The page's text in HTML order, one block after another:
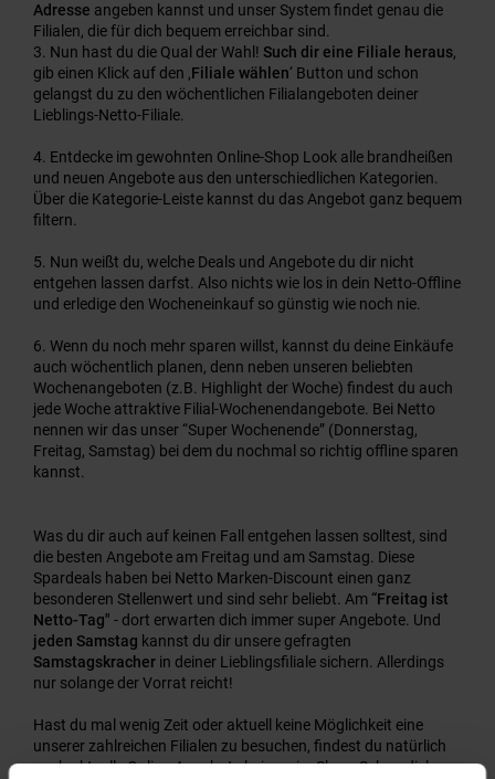
Adresse angeben kannst und unser System findet genau die
Filialen, die für dich bequem erreichbar sind.
Nun hast du die Qual der Wahl! Such dir eine Filiale heraus,
gib einen Klick auf den ‚ Filiale wählen‘ Button und schon
gelangst du zu den wöchentlichen Filialangeboten deiner
Lieblings-Netto-Filiale.
Entdecke im gewohnten Online-Shop Look alle brandheißen
und neuen Angebote aus den unterschiedlichen Kategorien.
Über die Kategorie-Leiste kannst du das Angebot ganz bequem
filtern.
Nun weißt du, welche Deals und Angebote du dir nicht
entgehen lassen darfst. Also nichts wie los in dein Netto-Offline
und erledige den Wocheneinkauf so günstig wie noch nie.
Wenn du noch mehr sparen willst, kannst du deine Einkäufe
auch wöchentlich planen, denn neben unseren beliebten
Wochenangeboten (z.B. Highlight der Woche) findest du auch
jede Woche attraktive Filial-Wochenendangebote. Bei Netto
nennen wir das unser “Super Wochenende” (Donnerstag,
Freitag, Samstag) bei dem du nochmal so richtig offline sparen
kannst.
Was du dir auch auf keinen Fall entgehen lassen solltest, sind
die besten Angebote am Freitag und am Samstag. Diese
Spardeals haben bei Netto Marken-Discount einen ganz
besonderen Stellenwert und sind sehr beliebt. Am “Freitag ist
Netto-Tag" - dort erwarten dich immer super Angebote. Und
jeden Samstag kannst du dir unsere gefragten
Samstagskracher in deiner Lieblingsfiliale sichern. Allerdings
nur solange der Vorrat reicht!
Hast du mal wenig Zeit oder aktuell keine Möglichkeit eine
unserer zahlreichen Filialen zu besuchen, findest du natürlich
auch aktuelle Online-Angebote bei uns im Shop. Schau dich